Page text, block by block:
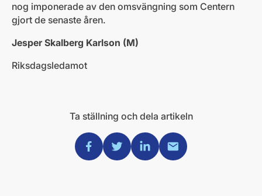
nog imponerade av den omsvängning som Centern
gjort de senaste åren.
Jesper Skalberg Karlson (M)
Riksdagsledamot
Ta ställning och dela artikeln
Dela via Facebook
Dela via Twitter
Dela via Linkedin
Dela via Mail